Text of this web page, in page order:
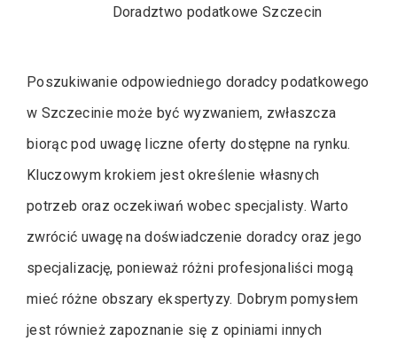
Doradztwo podatkowe Szczecin
Poszukiwanie odpowiedniego doradcy podatkowego
w Szczecinie może być wyzwaniem, zwłaszcza
biorąc pod uwagę liczne oferty dostępne na rynku.
Kluczowym krokiem jest określenie własnych
potrzeb oraz oczekiwań wobec specjalisty. Warto
zwrócić uwagę na doświadczenie doradcy oraz jego
specjalizację, ponieważ różni profesjonaliści mogą
mieć różne obszary ekspertyzy. Dobrym pomysłem
jest również zapoznanie się z opiniami innych